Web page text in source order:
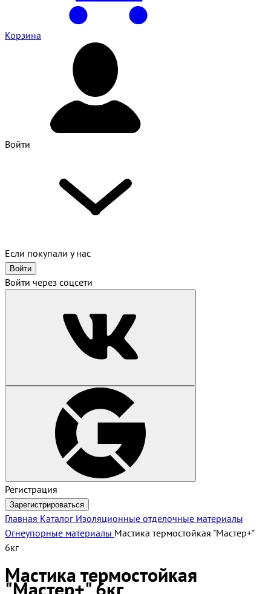
Корзина
Войти
Если покупали у нас
Войти
Войти через соцсети
Регистрация
Зарегистрироваться
Главная Каталог Изоляционные отделочные материалы
Огнеупорные материалы Мастика термостойкая "Мастер+"
6кг
Мастика термостойкая